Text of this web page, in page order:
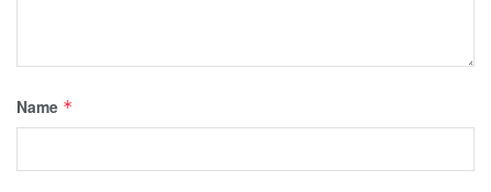
Name *